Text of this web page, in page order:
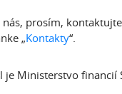
prosím,
„Kontakty“.
Ministerstvo financií